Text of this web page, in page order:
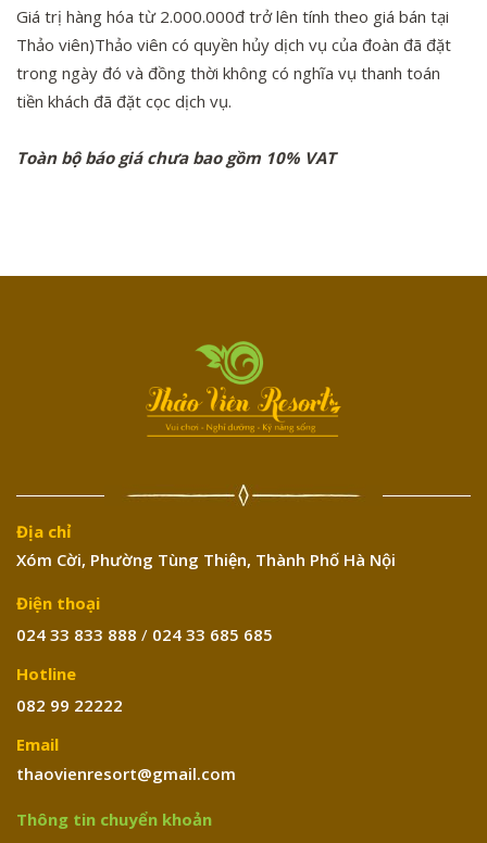
Giá trị hàng hóa từ 2.000.000đ trở lên tính theo giá bán tại
Thảo viên)Thảo viên có quyền hủy dịch vụ của đoàn đã đặt
trong ngày đó và đồng thời không có nghĩa vụ thanh toán
tiền khách đã đặt cọc dịch vụ.
Toàn bộ báo giá chưa bao gồm 10% VAT
Địa chỉ
Xóm Cời, Phường Tùng Thiện, Thành Phố Hà Nội
Điện thoại
024 33 833 888 / 024 33 685 685
Hotline
082 99 22222
Email
thaovienresort@gmail.com
Thông tin chuyển khoản